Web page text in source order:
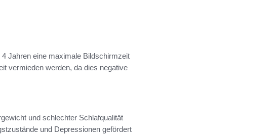
Jahren eine maximale Bildschirmzeit
vermieden werden, da dies negative
und schlechter Schlafqualität
und Depressionen gefördert